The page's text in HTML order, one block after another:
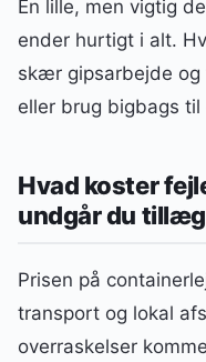
En lille, men vigtig
ender hurtigt i alt.
skær gipsarbejde
eller brug bigbags til
Hvad koster
undgår du
Prisen på
transport og lokal
overraskelser